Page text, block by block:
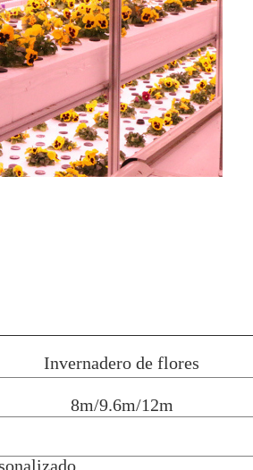
Invernadero de flores
8m/9.6m/12m